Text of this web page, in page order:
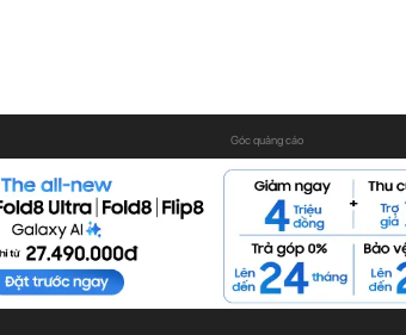
Góc quảng cáo